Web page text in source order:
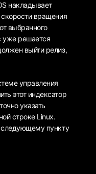
накладывает
скорости вращения
выбранного
уже решается
выйти релиз,
управления
этот индексатор
указать
строке Linux.
следующему пункту